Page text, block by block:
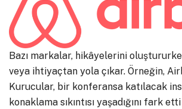
Bazı markalar, hikâyelerini
veya ihtiyaçtan yola çıkar. Örneğin,
Kurucular, bir konferansa katılacak
konaklama sıkıntısı yaşadığını fark